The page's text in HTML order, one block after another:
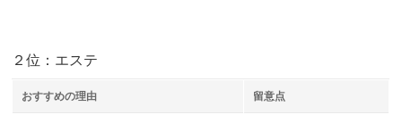
２位：エステ
おすすめの理由 留意点